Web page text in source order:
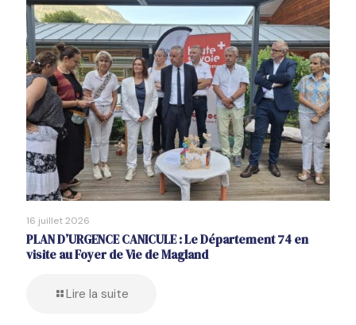
16 juillet 2026
PLAN D’URGENCE CANICULE : Le Département 74 en
visite au Foyer de Vie de Magland
Lire la suite